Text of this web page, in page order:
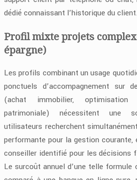
dédié connaissant l’historique du client.
Profil mixte projets
épargne)
Les profils combinant un usage
ponctuels d’accompagnement sur
(achat immobilier, optimisation
patrimoniale) nécessitent une
utilisateurs recherchent
performante pour la gestion
conseiller identifié pour les décisions
Le surcoût annuel d’une telle